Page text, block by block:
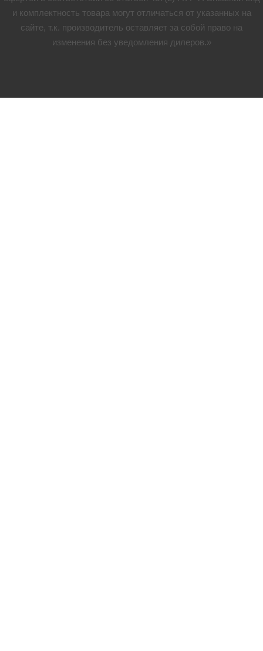
и комплектность товара могут отличаться от указанных на
сайте, т.к. производитель оставляет за собой право на
изменения без уведомления дилеров.»